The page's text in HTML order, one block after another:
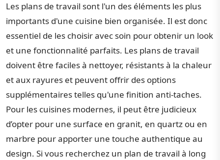
Les plans de travail sont l'un des éléments les plus
importants d'une cuisine bien organisée. Il est donc
essentiel de les choisir avec soin pour obtenir un look
et une fonctionnalité parfaits. Les plans de travail
doivent être faciles à nettoyer, résistants à la chaleur
et aux rayures et peuvent offrir des options
supplémentaires telles qu'une finition anti-taches.
Pour les cuisines modernes, il peut être judicieux
d’opter pour une surface en granit, en quartz ou en
marbre pour apporter une touche authentique au
design. Si vous recherchez un plan de travail à long